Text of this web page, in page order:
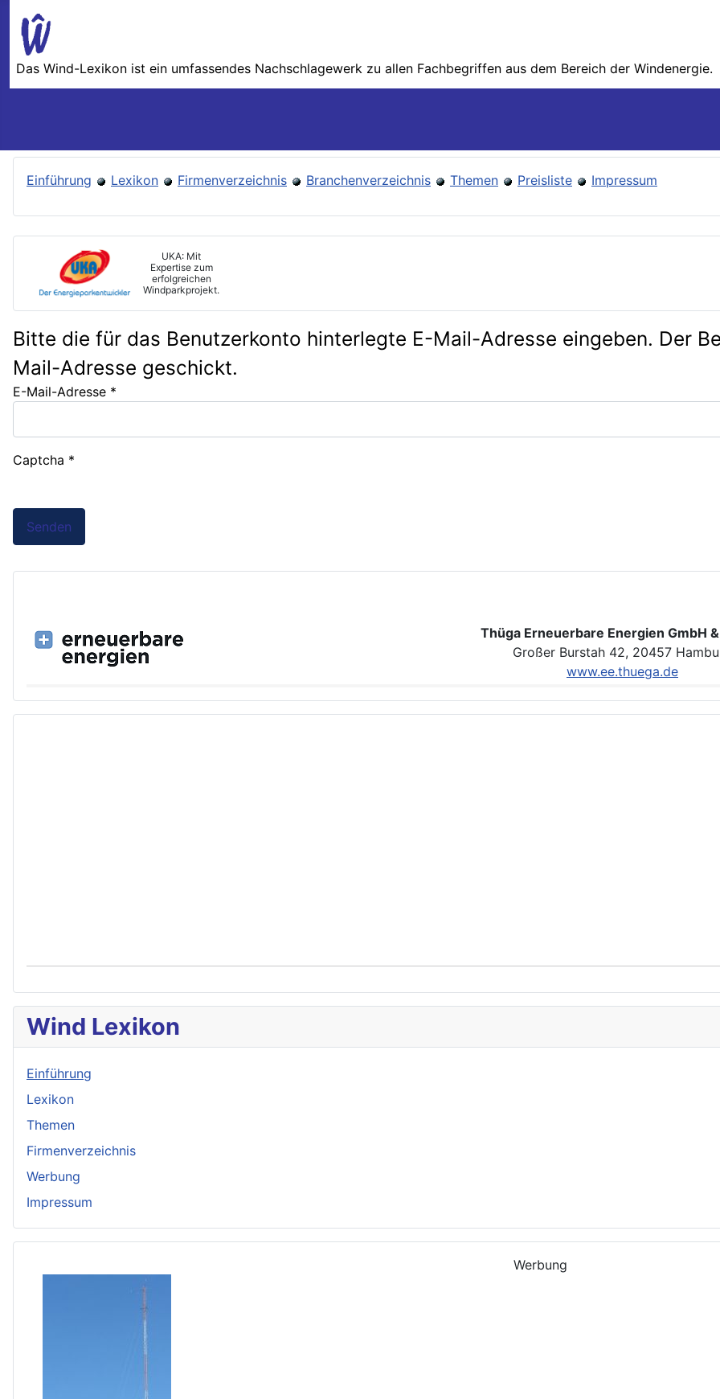
Das Wind-Lexikon ist ein umfassendes Nachschlage­werk zu allen Fachbegriffen aus dem Bereich der Wind­energie.
Einführung Lexikon Firmenverzeichnis Branchenverzeichnis Themen Preisliste Impressum
UKA: Mit
Expertise zum
erfolgreichen
Windparkprojekt.
Bitte die für das Benutzerkonto hinterlegte E-Mail-Adresse eingeben. Der
Mail-Adresse geschickt.
E-Mail-Adresse *
Captcha *
Senden
Thüga Erneuerbare Energien GmbH &
Großer Burstah 42, 20457
www.ee.thuega.de
Wind Lexikon
Einführung
Lexikon
Themen
Firmenverzeichnis
Werbung
Impressum
Werbung